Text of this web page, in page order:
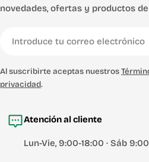
novedades, ofertas y productos
electrónico
Al suscribirte aceptas nuestros
privacidad.
Atención al cliente
Lun-Vie, 9:00-18:00 · Sáb